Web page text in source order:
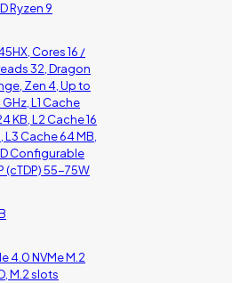
Ryzen 9
Cores 16 /
32, Dragon
Zen 4, Up to
L1 Cache
KB, L2 Cache 16
L3 Cache 64 MB,
Configurable
(cTDP) 55-75W
4.0 NVMe M.2
M.2 slots